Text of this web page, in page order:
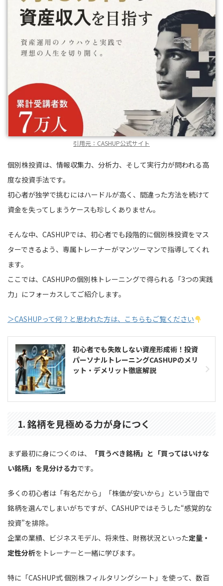
引用元：CASHUP公式サイト
個別株投資は、情報収集力、分析力、そして実行力が問われる高
度な投資手法です。
初心者が独学で挑むにはハードルが高く、間違った方法を続けて
資金を失ってしまうケースも珍しくありません。
そんな中、CASHUPでは、初心者でも段階的に個別株投資をマス
ターできるよう、専属トレーナーがマンツーマンで指導してくれ
ます。
ここでは、CASHUPの個別株トレーニングで得られる「3つの実践
力」にフォーカスしてご紹介します。
＞CASHUPって何？と思われた方は、こちらもご覧ください
初心者でも失敗しない資産形成術！投資
パーソナルトレーニングCASHUPのメリ
ット・デメリット徹底解説
1. 銘柄を見極める力が身につく
まず最初に身につくのは、
「買うべき銘柄」と「買ってはいけな
い銘柄」を見分ける力です。
多くの初心者は「有名だから」「株価が安いから」という理由で
銘柄を選んでしまいがちですが、CASHUPではそうした“感覚的な
投資”を排除。
企業の業績、ビジネスモデル、将来性、財務状況といった定量・
定性分析をトレーナーと一緒に学びます。
特に「CASHUP式 個別株フィルタリングシート」を使って、数百